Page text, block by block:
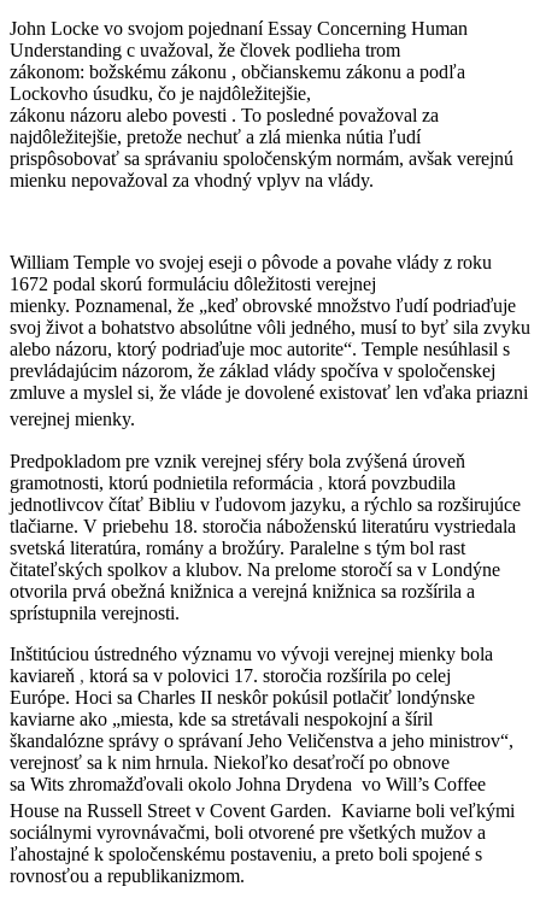
John Locke vo svojom pojednaní Essay Concerning Human
Understanding c uvažoval, že človek podlieha trom
zákonom: božskému zákonu , občianskemu zákonu a podľa
Lockovho úsudku, čo je najdôležitejšie,
zákonu názoru alebo povesti . To posledné považoval za
najdôležitejšie, pretože nechuť a zlá mienka nútia ľudí
prispôsobovať sa správaniu spoločenským normám, avšak verejnú
mienku nepovažoval za vhodný vplyv na vlády.
William Temple vo svojej eseji o pôvode a povahe vlády z roku
1672 podal skorú formuláciu dôležitosti verejnej
mienky. Poznamenal, že „keď obrovské množstvo ľudí podriaďuje
svoj život a bohatstvo absolútne vôli jedného, ​​musí to byť sila zvyku
alebo názoru, ktorý podriaďuje moc autorite“. Temple nesúhlasil s
prevládajúcim názorom, že základ vlády spočíva v spoločenskej
zmluve a myslel si, že vláde je dovolené existovať len vďaka priazni
verejnej mienky.
Predpokladom pre vznik verejnej sféry bola zvýšená úroveň
gramotnosti, ktorú podnietila reformácia , ktorá povzbudila
jednotlivcov čítať Bibliu v ľudovom jazyku, a rýchlo sa rozširujúce
tlačiarne. V priebehu 18. storočia náboženskú literatúru vystriedala
svetská literatúra, romány a brožúry. Paralelne s tým bol rast
čitateľských spolkov a klubov. Na prelome storočí sa v Londýne
otvorila prvá obežná knižnica a verejná knižnica sa rozšírila a
sprístupnila verejnosti.
Inštitúciou ústredného významu vo vývoji verejnej mienky bola
kaviareň , ktorá sa v polovici 17. storočia rozšírila po celej
Európe. Hoci sa Charles II neskôr pokúsil potlačiť londýnske
kaviarne ako „miesta, kde sa stretávali nespokojní a šíril
škandalózne správy o správaní Jeho Veličenstva a jeho ministrov“,
verejnosť sa k nim hrnula. Niekoľko desaťročí po obnove
sa Wits zhromažďovali okolo Johna Drydena vo Will’s Coffee
House na Russell Street v Covent Garden. Kaviarne boli veľkými
sociálnymi vyrovnávačmi, boli otvorené pre všetkých mužov a
ľahostajné k spoločenskému postaveniu, a preto boli spojené s
rovnosťou a republikanizmom.